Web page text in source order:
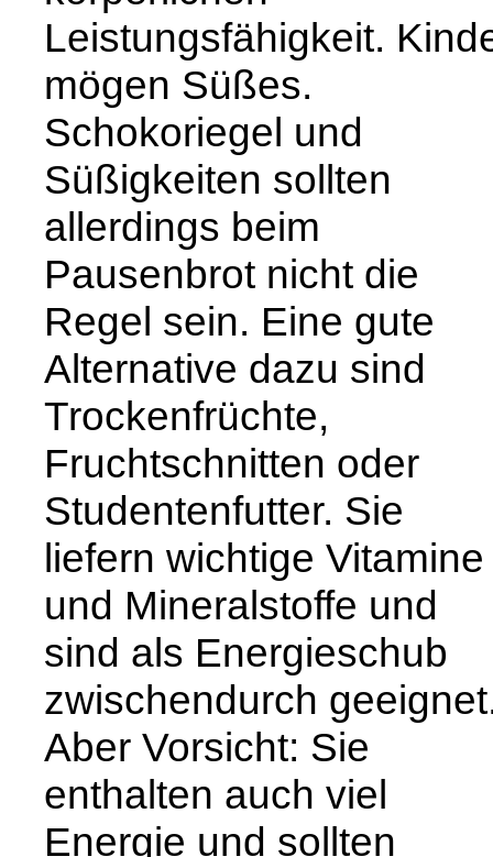
Leistungsfähigkeit.
mögen Süßes.
Schokoriegel und
Süßigkeiten sollten
allerdings beim
Pausenbrot nicht die
Regel sein. Eine gute
Alternative dazu sind
Trockenfrüchte,
Fruchtschnitten oder
Studentenfutter. Sie
liefern wichtige Vitamine
und Mineralstoffe und
sind als Energieschub
zwischendurch
Aber Vorsicht: Sie
enthalten auch viel
Energie und sollten